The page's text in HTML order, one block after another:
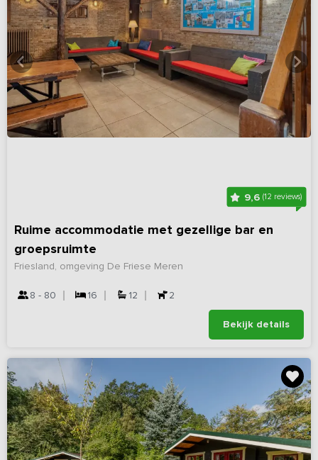
9,6(12 reviews)
Ruime accommodatie met gezellige bar en
groepsruimte
Friesland, omgeving De Friese Meren
8 - 80 16 12 2
Bekijk details